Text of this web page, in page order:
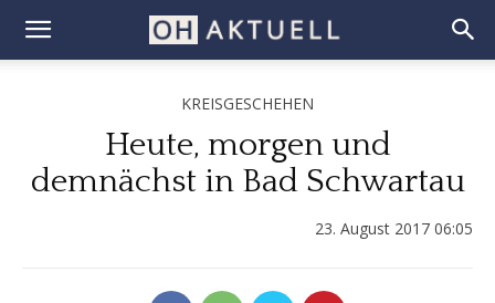
KREISGESCHEHEN
Heute, morgen und
demnächst in Bad Schwartau
23. August 2017 06:05